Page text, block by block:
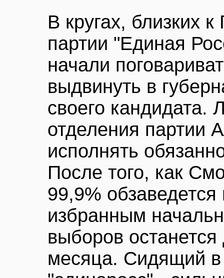
В кругах, близких
партии "Единая
начали
выдвинуть в
своего кандидата.
отделения партии
исполнять
После того, как
99,9%
избранным
выборов
месяца. Сидящий в